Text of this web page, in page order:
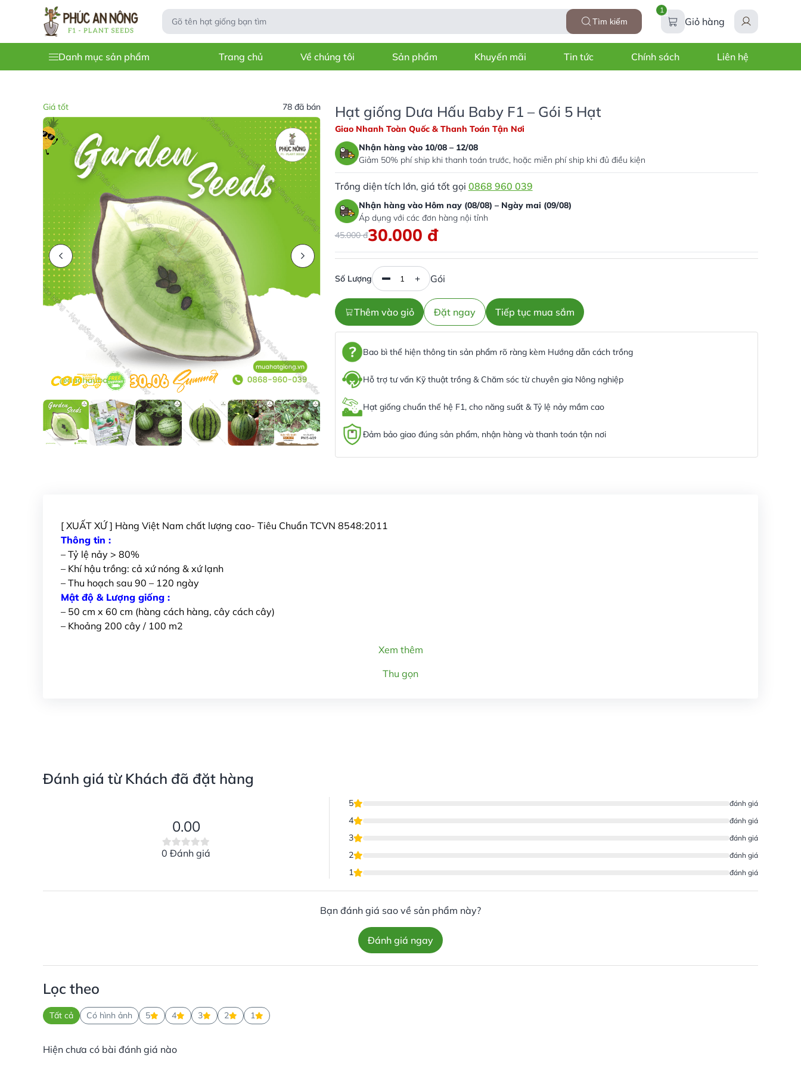
Tìm kiếm
1
Giỏ hàng
Danh mục sản phẩm Trang chủ Về chúng tôi Sản phẩm Khuyến mãi Tin tức Chính sách Liên hệ
Giá tốt 78 đã bán Hạt giống Dưa Hấu Baby F1 – Gói 5 Hạt
Giao Nhanh Toàn Quốc & Thanh Toán Tận Nơi
Nhận hàng vào 10/08 – 12/08
Giảm 50% phí ship khi thanh toán trước, hoặc miễn phí ship khi đủ điều kiện
Trồng diện tích lớn, giá tốt gọi 0868 960 039
Nhận hàng vào Hôm nay (08/08) – Ngày mai (09/08)
Áp dụng với các đơn hàng nội tỉnh
45.000đ30.000 đ
Số Lượng Gói
Thêm vào giỏ Đặt ngay Tiếp tục mua sắm
Bao bì thể hiện thông tin sản phẩm rõ ràng kèm Hướng dẫn cách trồng
Hỗ trợ tư vấn Kỹ thuật trồng & Chăm sóc từ chuyên gia Nông nghiệp
Hạt giống chuẩn thế hệ F1, cho năng suất & Tỷ lệ nảy mầm cao
Đảm bảo giao đúng sản phẩm, nhận hàng và thanh toán tận nơi
[ XUẤT XỨ ] Hàng Việt Nam chất lượng cao- Tiêu Chuẩn TCVN 8548:2011
Thông tin :
– Tỷ lệ nảy > 80%
– Khí hậu trồng: cả xứ nóng & xứ lạnh
– Thu hoạch sau 90 – 120 ngày
Mật độ & Lượng giống :
– 50 cm x 60 cm (hàng cách hàng, cây cách cây)
– Khoảng 200 cây / 100 m2
Xem thêm
Thu gọn
Đánh giá từ Khách đã đặt hàng
0.00
0 Đánh giá
5 đánh giá
4 đánh giá
3 đánh giá
2 đánh giá
1 đánh giá
Bạn đánh giá sao về sản phẩm này?
Đánh giá ngay
Lọc theo
Tất cả Có hình ảnh 5 4 3 2 1
Hiện chưa có bài đánh giá nào